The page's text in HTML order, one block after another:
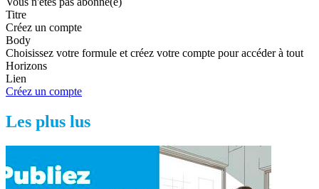
Titre
Créez un compte
Body
Choisissez votre formule et créez votre compte pour accéder à tout
Horizons
Lien
Créez un compte
Les plus lus